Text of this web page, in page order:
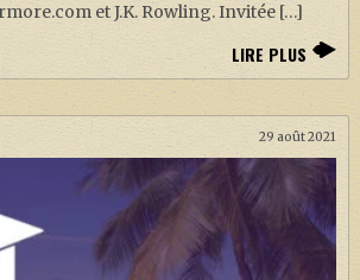
et J.K. Rowling. Invitée […]
LIRE PLUS
29 août 2021